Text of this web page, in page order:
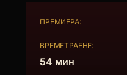
българския бизнес.
европейския
Стопанска
ПРЕМИЕРА:
ВРЕМЕТРАЕНЕ:
54 мин